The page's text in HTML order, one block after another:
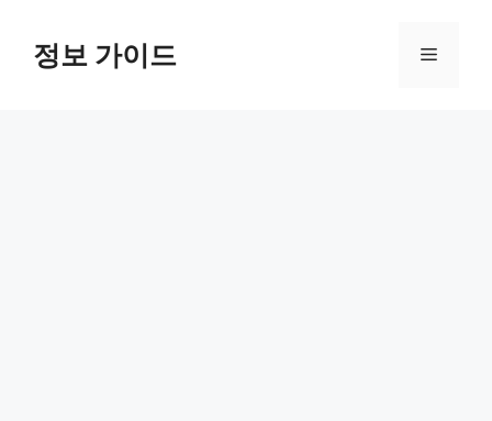
정보 가이드 메